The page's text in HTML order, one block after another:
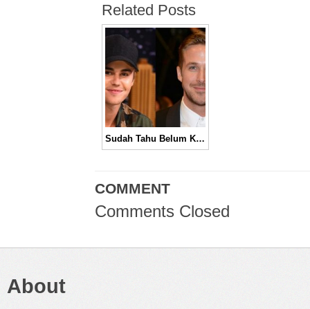
Related Posts
Sudah Tahu Belum Kalau 5 Selebriti Hollywood ini Ternyata Bersaudara Loh!
COMMENT
Comments Closed
About